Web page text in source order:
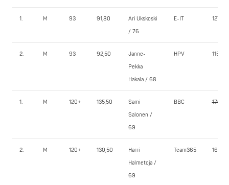
1. M 93 91,80
Ari Ukskoski
/ 76
E-IT 127,5
2. M 93 92,50
Janne-
Pekka
Hakala / 68
HPV 115,0
1. M 120+ 135,50
Sami
Salonen /
69
BBC 170,0
2. M 120+ 130,50
Harri
Halmetoja /
69
Team365 160,0